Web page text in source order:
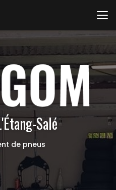
Salé
de pneus